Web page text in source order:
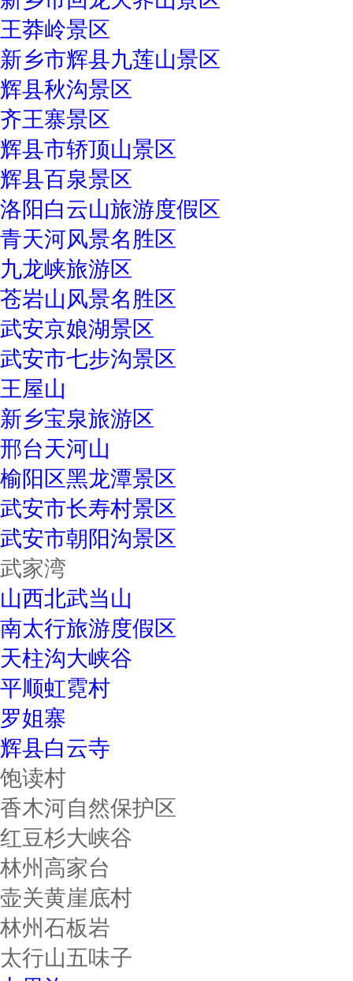
王莽岭景区
新乡市辉县九莲山景区
辉县秋沟景区
齐王寨景区
辉县市轿顶山景区
辉县百泉景区
洛阳白云山旅游度假区
青天河风景名胜区
九龙峡旅游区
苍岩山风景名胜区
武安京娘湖景区
武安市七步沟景区
王屋山
新乡宝泉旅游区
邢台天河山
榆阳区黑龙潭景区
武安市长寿村景区
武安市朝阳沟景区
武家湾
山西北武当山
南太行旅游度假区
天柱沟大峡谷
平顺虹霓村
罗姐寨
辉县白云寺
饱读村
香木河自然保护区
红豆杉大峡谷
林州高家台
壶关黄崖底村
林州石板岩
太行山五味子